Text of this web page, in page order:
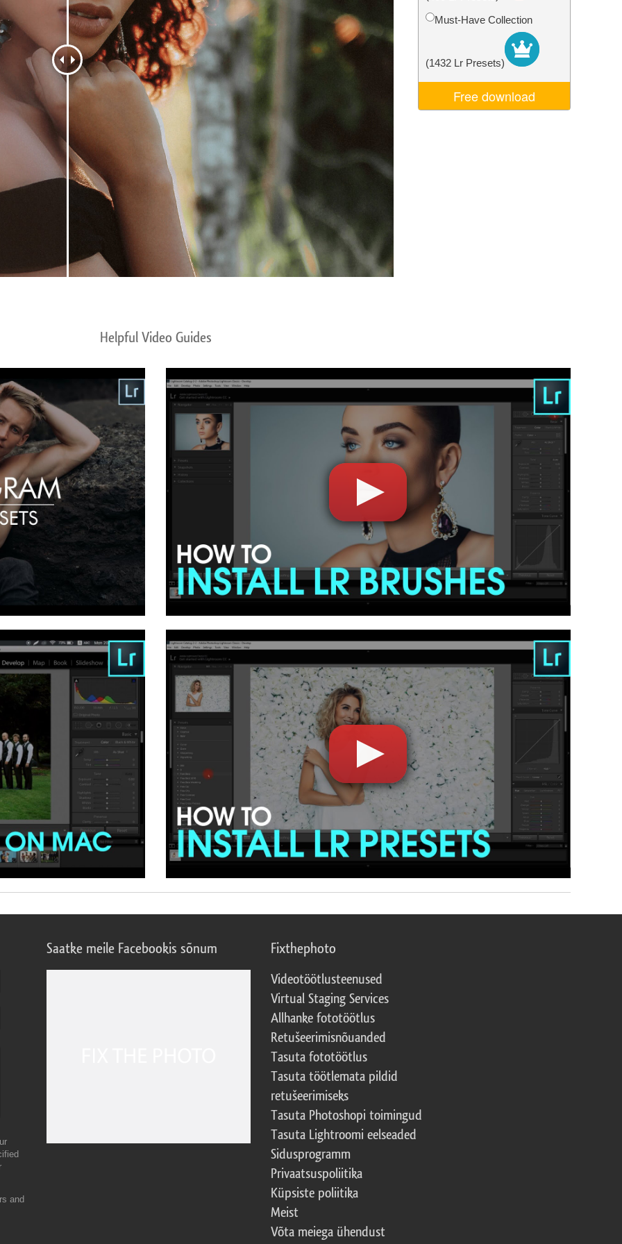
fototöötlus Ehete fotode redigeerimine AI koolitusandmed Video Editing ServicesMust-Have Collection
(1432 Lr Presets)
Free download
Helpful Video Guides
and
Saatke meile Facebookis sõnum Fixthephoto
Videotöötlusteenused
Virtual Staging Services
Allhanke fototöötlus
Retušeerimisnõuanded
Tasuta fototöötlus
Tasuta töötlemata pildid
retušeerimiseks
Tasuta Photoshopi toimingud
Tasuta Lightroomi eelseaded
Sidusprogramm
Privaatsuspoliitika
Küpsiste poliitika
Meist
Võta meiega ühendust